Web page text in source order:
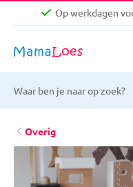
Op werkdagen
Niet
Gratis
Op werkdagen
Overig